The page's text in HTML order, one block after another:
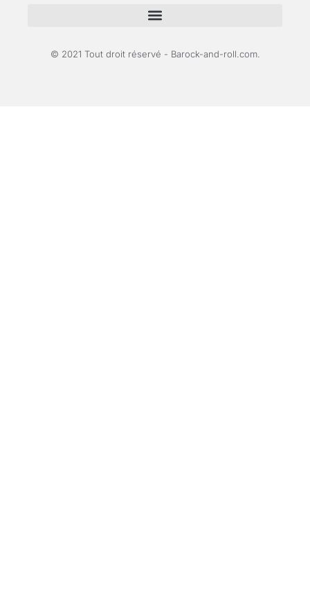
© 2021 Tout droit réservé - Barock-and-roll.com.